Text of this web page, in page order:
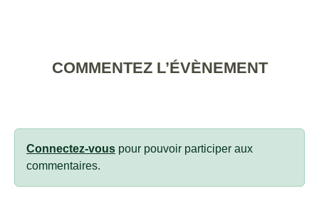
COMMENTEZ L’ÉVÈNEMENT
Connectez-vous pour pouvoir participer aux
commentaires.